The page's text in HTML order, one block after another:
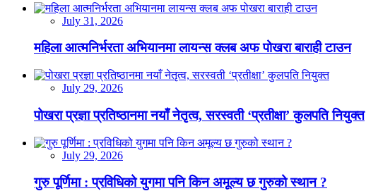
July 31, 2026
महिला आत्मनिर्भरता अभियानमा लायन्स क्लब अफ पोखरा बाराही टाउन
July 29, 2026
पोखरा प्रज्ञा प्रतिष्ठानमा नयाँ नेतृत्व, सरस्वती ‘प्रतीक्षा’ कुलपति नियुक्त
July 29, 2026
गुरु पूर्णिमा : प्रविधिको युगमा पनि किन अमूल्य छ गुरुको स्थान ?